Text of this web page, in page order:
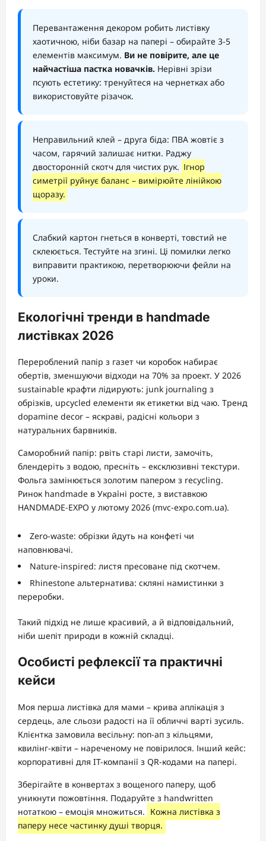
Перевантаження декором робить листівку
хаотичною, ніби базар на папері – обирайте 3-5
елементів максимум. Ви не повірите, але це
найчастіша пастка новачків. Нерівні зрізи
псують естетику: тренуйтеся на чернетках або
використовуйте різачок.
Неправильний клей – друга біда: ПВА жовтіє з
часом, гарячий залишає нитки. Раджу
двосторонній скотч для чистих рук. Ігнор
симетрії руйнує баланс – вимірюйте лінійкою
щоразу.
Слабкий картон гнеться в конверті, товстий не
склеюється. Тестуйте на згині. Ці помилки легко
виправити практикою, перетворюючи фейли на
уроки.
Екологічні тренди в handmade
листівках 2026
Перероблений папір з газет чи коробок набирає
обертів, зменшуючи відходи на 70% за проект. У 2026
sustainable крафти лідирують: junk journaling з
обрізків, upcycled елементи як етикетки від чаю. Тренд
dopamine decor – яскраві, радісні кольори з
натуральних барвників.
Саморобний папір: рвіть старі листи, замочіть,
блендеріть з водою, пресніть – ексклюзивні текстури.
Фольга замінюється золотим папером з recycling.
Ринок handmade в Україні росте, з виставкою
HANDMADE-EXPO у лютому 2026 (mvc-expo.com.ua).
Zero-waste: обрізки йдуть на конфеті чи
наповнювачі.
Nature-inspired: листя пресоване під скотчем.
Rhinestone альтернатива: скляні намистинки з
переробки.
Такий підхід не лише красивий, а й відповідальний,
ніби шепіт природи в кожній складці.
Особисті рефлексії та практичні
кейси
Моя перша листівка для мами – крива аплікація з
сердець, але сльози радості на її обличчі варті зусиль.
Клієнтка замовила весільну: поп-ап з кільцями,
квилінг-квіти – нареченому не повірилося. Інший кейс:
корпоративні для IT-компанії з QR-кодами на папері.
Зберігайте в конвертах з вощеного паперу, щоб
уникнути пожовтіння. Подаруйте з handwritten
нотаткою – емоція множиться. Кожна листівка з
паперу несе частинку душі творця.